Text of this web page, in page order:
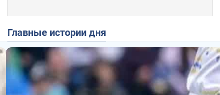
Главные истории дня